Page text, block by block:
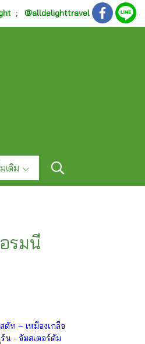
; @alldelighttravel
เติม
รมนี
ท – เหมืองเกลือ
น - อัมสเตอร์ดัม